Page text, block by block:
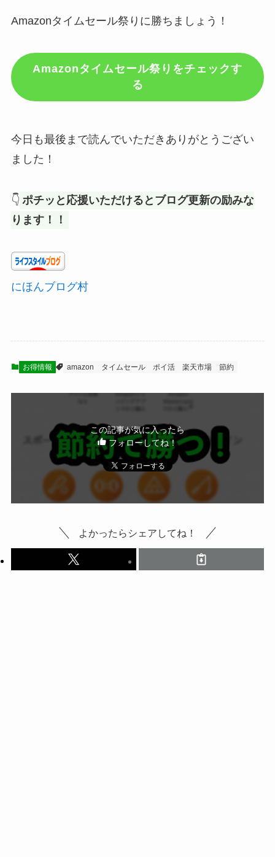
Amazonタイムセール祭りに勝ちましょう！
Amazonタイムセール祭りをチェックす
る
今日も最後まで読んでいただきありがとうござい
ました！
👇 ポチッと応援いただけるとブログ更新の励みな
ります！！
にほんブログ村
お得情報 amazon タイムセール ポイ活 楽天市場 節約
この記事が気に入ったら
フォローしてね！
よかったらシェアしてね！